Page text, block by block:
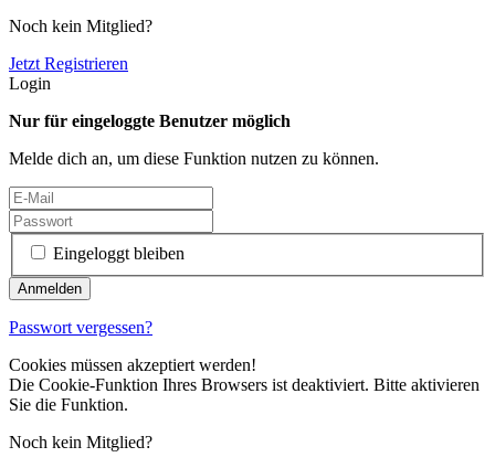
Noch kein Mitglied?
Jetzt Registrieren
Login
Nur für eingeloggte Benutzer möglich
Melde dich an, um diese Funktion nutzen zu können.
Eingeloggt bleiben
Passwort vergessen?
Cookies müssen akzeptiert werden!
Die Cookie-Funktion Ihres Browsers ist deaktiviert. Bitte aktivieren
Sie die Funktion.
Noch kein Mitglied?